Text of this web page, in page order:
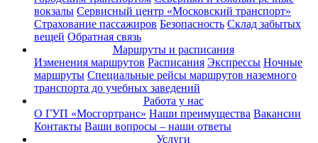
вокзалы Сервисный центр «Московский транспорт»
Страхование пассажиров Безопасность Склад забытых
вещей Обратная связь
Маршруты и расписания
Изменения маршрутов Расписания Экспрессы Ночные
маршруты Специальные рейсы маршрутов наземного
транспорта до учебных заведений
Работа у нас
О ГУП «Мосгортранс» Наши преимущества Вакансии
Контакты Ваши вопросы – наши ответы
Услуги